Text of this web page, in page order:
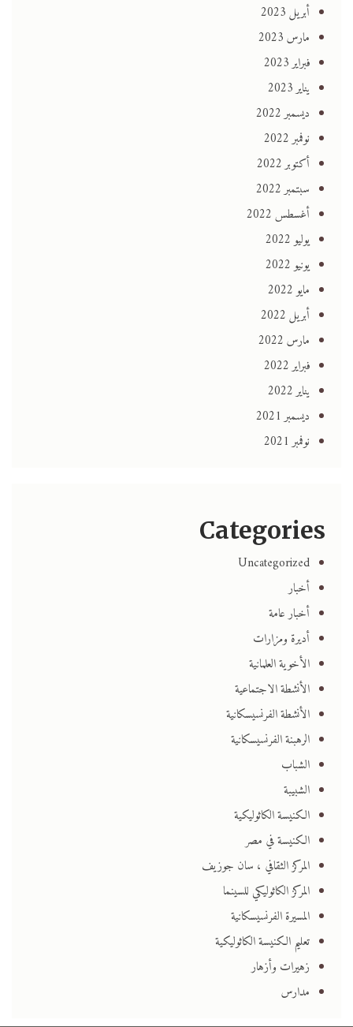
أبريل 2023
مارس 2023
فبراير 2023
يناير 2023
ديسمبر 2022
نوفمبر 2022
أكتوبر 2022
سبتمبر 2022
أغسطس 2022
يوليو 2022
يونيو 2022
مايو 2022
أبريل 2022
مارس 2022
فبراير 2022
يناير 2022
ديسمبر 2021
نوفمبر 2021
Categories
Uncategorized
أخبار
أخبار عامة
أديرة ومزارات
الأخوية العلمانية
الأنشطة الاجتماعية
الأنشطة الفرنسيسكانية
الرهبنة الفرنسيسكانية
الشباب
الشبيبة
الكنيسة الكاثوليكية
الكنيسة في مصر
المركز الثقافي ، سان جوزيف
المركز الكاثوليكي للسينما
المسيرة الفرنسيسكانية
تعليم الكنيسة الكاثوليكية
زهيرات وأزهار
مدارس